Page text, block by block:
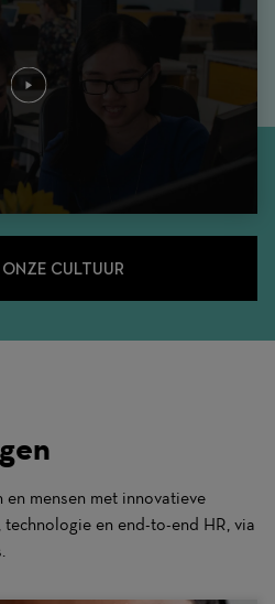
CULTUUR
mensen met innovatieve
en end-to-end HR, via